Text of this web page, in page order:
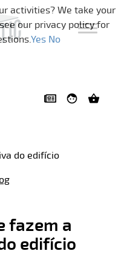
a navegação
do edifício
fazem a
edifício
activities? We take your
our privacy policy for
Yes No